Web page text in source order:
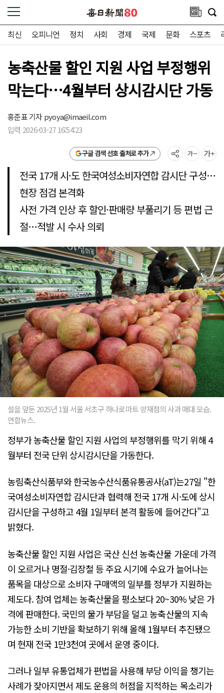
최신 오피니언 정치 사회 경제 국제 문화 스포츠
농축산물 할인 지원 사업 부정행위
막는다…4월부터 상시감시단 가동
홍준표 기자pyoya@imaeil.com
입력 2026-03-27 16:54:23
구글 검색 선호 출처로 추가
전국 17개 시·도 한국여성소비자연합 감시단 구성…
현장 점검 본격화
사전 가격 인상 후 할인·판매량 부풀리기 등 편법 근
절…적발 시 수사 의뢰
설을 앞둔 2025년 1월 서울 서초구 하나로마트 양재점의 사과 매대 모습.
연합뉴스.
정부가 농축산물 할인 지원 사업의 부정행위를 막기 위해 4
월부터 전국 단위 상시감시단을 가동한다.
농림축산식품부와 한국농수산식품유통공사(aT)는27일 "한
국여성소비자연합 감시단과 협력해 전국 17개 시·도에 상시
감시단을 구성하고 4월 1일부터 본격 활동에 들어간다"고
밝혔다.
농축산물 할인 지원 사업은 국산 신선 농축산물 가운데 가격
이 오르거나 명절·김장철 등 주요 시기에 수요가 늘어나는
품목을 대상으로 소비자 구매액의 일부를 정부가 지원하는
제도다. 참여 업체는 농축산물을 평소보다 20~30% 낮은 가
격에 판매한다. 국민의 물가 부담을 덜고 농축산물의 지속
가능한 소비 기반을 확보하기 위해 올해 1월부터 추진됐으
며 현재 전국 1만3천여 곳에서 운영 중이다.
그러나 일부 유통업체가 편법을 사용해 부당 이익을 챙기는
사례가 잦아지면서 제도 운용의 허점을 지적하는 목소리가